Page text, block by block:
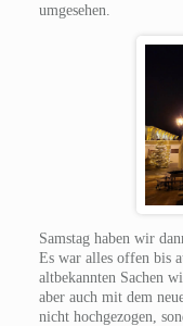
umgesehen.
Samstag haben wir
Es war alles offen bis
altbekannten Sachen
aber auch mit dem
nicht hochgezogen,